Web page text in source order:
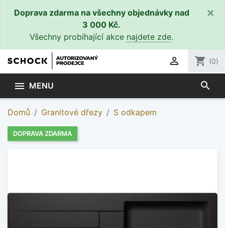
Doprava zdarma na všechny objednávky nad
3 000 Kč.
Všechny probíhající akce najdete zde.
×
 shopping_cart (0)
 MENU search
Domů Granitové dřezy S odkapem
DOPRAVA ZDARMA